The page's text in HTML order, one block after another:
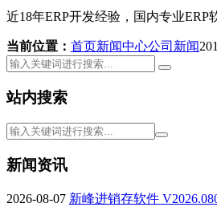
近18年ERP开发经验，国内专业ERP
当前位置： 首页新闻中心公司新闻
站内搜索
新闻资讯
2026-08-07 新峰进销存软件